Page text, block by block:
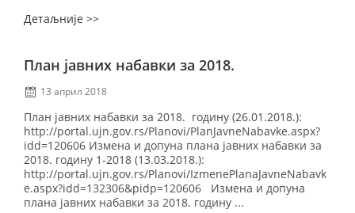
Детаљније >>
План јавних набавки за 2018.
13 април 2018
План јавних набавки за 2018. годину (26.01.2018.):
http://portal.ujn.gov.rs/Planovi/PlanJavneNabavke.aspx?
idd=120606 Измена и допуна плана јавних набавки за
2018. годину 1-2018 (13.03.2018.):
http://portal.ujn.gov.rs/Planovi/IzmenePlanaJavneNabavk
e.aspx?idd=132306&pidp=120606 Измена и допуна
плана јавних набавки за 2018. годину ...